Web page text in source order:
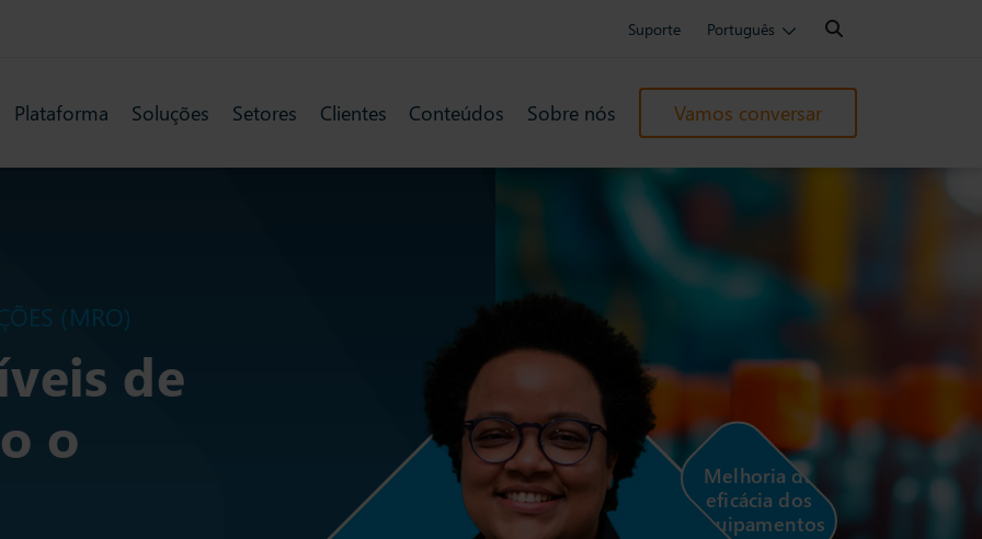
Suporte Português
Search:
Plataforma Soluções Setores Clientes Conteúdos Sobre nós Vamos conversar
(MRO)
de
o
Melhoria da
eficácia dos
equipamentos